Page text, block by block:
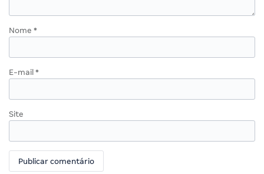
Nome *
E-mail *
Site